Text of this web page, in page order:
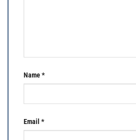
Name*
Email *